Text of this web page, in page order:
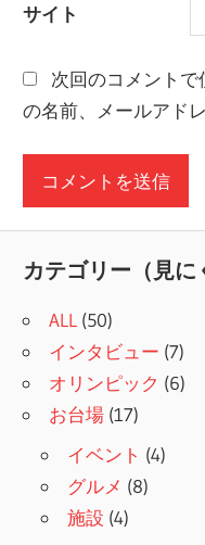
サイト
次回のコメント
の名前、メールアド
カテゴリー（見に
ALL (50)
インタビュー (7)
オリンピック (6)
お台場 (17)
イベント (4)
グルメ (8)
施設 (4)